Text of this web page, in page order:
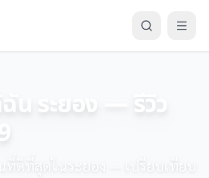
ฉัน ระยอง — รีวิว
นที่ดีที่สุดในระยอง — เปรียบเทียบ